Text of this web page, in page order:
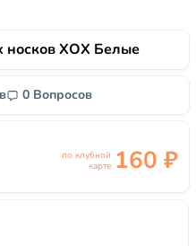
носков ХОХ Белые
0 Вопросов
по клубной
карте 160 ₽